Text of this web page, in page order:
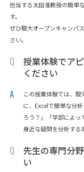
担当する太田准教授の簡単
す。
ぜひ駿大オープンキャンパ
さい。
授業体験でア
ください
この授業体験では、
に、Excelで簡単な分
ろう？」「学部によっ
身近な疑問を分析する
先生の専門分
い